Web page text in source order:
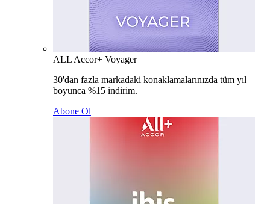
ALL Accor+ Voyager
30'dan fazla markadaki konaklamalarınızda tüm yıl
boyunca %15 indirim.
Abone Ol